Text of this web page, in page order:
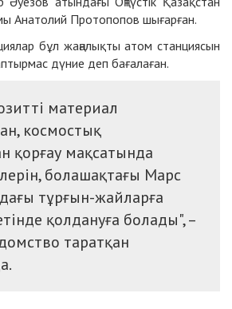
Анатолий Протопопов шығарған.
бұл жаңалықты атом станциясын
дүние деп бағалаған.
материал
космостық
қорғау мақсатында
болашақтағы Марс
тұрғын-жайларға
қолдануға болады", –
таратқан